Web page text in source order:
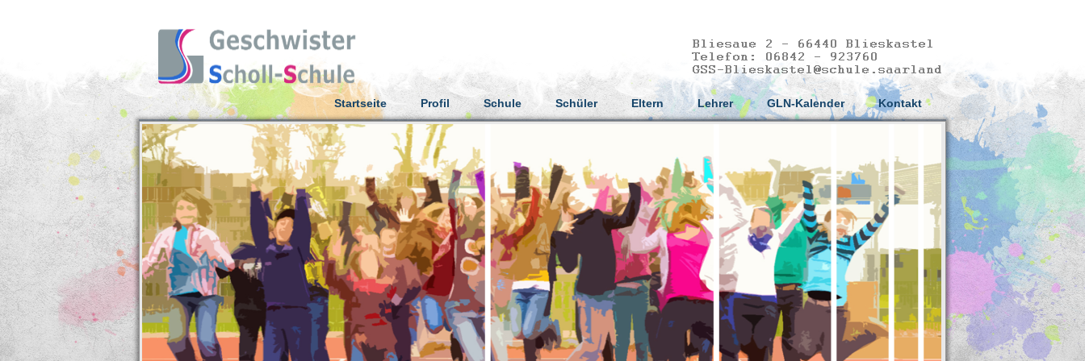
Startseite Profil Schule Schüler Eltern Lehrer GLN-Kalender Kontakt